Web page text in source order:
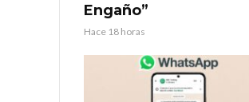
Engaño”
Hace 18 horas